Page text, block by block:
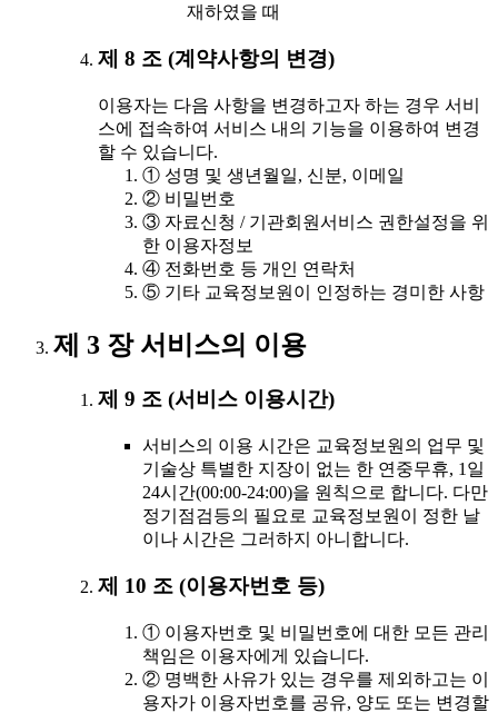
재하였을 때
제 8 조 (계약사항의 변경)
이용자는 다음 사항을 변경하고자 하는 경우 서비
스에 접속하여 서비스 내의 기능을 이용하여 변경
할 수 있습니다.
① 성명 및 생년월일, 신분, 이메일
② 비밀번호
③ 자료신청 / 기관회원서비스 권한설정을 위
한 이용자정보
④ 전화번호 등 개인 연락처
⑤ 기타 교육정보원이 인정하는 경미한 사항
제 3 장 서비스의 이용
제 9 조 (서비스 이용시간)
서비스의 이용 시간은 교육정보원의 업무 및
기술상 특별한 지장이 없는 한 연중무휴, 1일
24시간(00:00-24:00)을 원칙으로 합니다. 다만
정기점검등의 필요로 교육정보원이 정한 날
이나 시간은 그러하지 아니합니다.
제 10 조 (이용자번호 등)
① 이용자번호 및 비밀번호에 대한 모든 관리
책임은 이용자에게 있습니다.
② 명백한 사유가 있는 경우를 제외하고는 이
용자가 이용자번호를 공유, 양도 또는 변경할